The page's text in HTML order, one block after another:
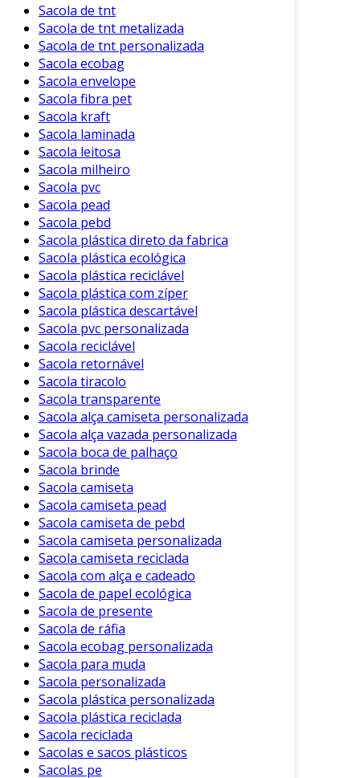
Sacola de tnt
Sacola de tnt metalizada
Sacola de tnt personalizada
Sacola ecobag
Sacola envelope
Sacola fibra pet
Sacola kraft
Sacola laminada
Sacola leitosa
Sacola milheiro
Sacola pvc
Sacola pead
Sacola pebd
Sacola plástica direto da fabrica
Sacola plástica ecológica
Sacola plástica reciclável
Sacola plástica com zíper
Sacola plástica descartável
Sacola pvc personalizada
Sacola reciclável
Sacola retornável
Sacola tiracolo
Sacola transparente
Sacola alça camiseta personalizada
Sacola alça vazada personalizada
Sacola boca de palhaço
Sacola brinde
Sacola camiseta
Sacola camiseta pead
Sacola camiseta de pebd
Sacola camiseta personalizada
Sacola camiseta reciclada
Sacola com alça e cadeado
Sacola de papel ecológica
Sacola de presente
Sacola de ráfia
Sacola ecobag personalizada
Sacola para muda
Sacola personalizada
Sacola plástica personalizada
Sacola plástica reciclada
Sacola reciclada
Sacolas e sacos plásticos
Sacolas pe